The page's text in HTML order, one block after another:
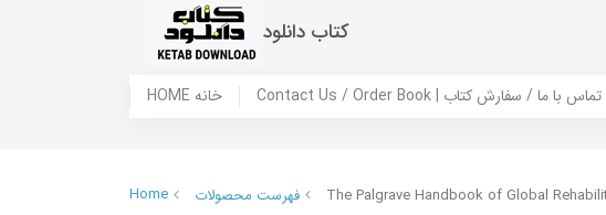
کتاب دانلود
HOME خانه Contact Us / Order Book | تماس با ما / سفارش کتاب
Home فهرست محصولات The Palgrave Handbook of Global